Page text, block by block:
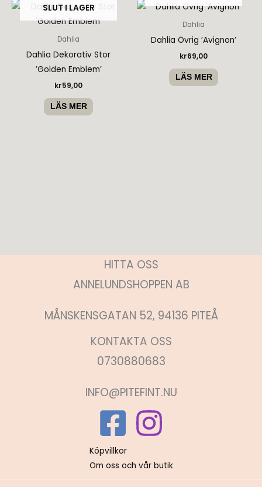
SLUT I LAGER
Dahlia
Dahlia Dekorativ Stor
’Golden Emblem’
kr59,00
LÄS MER
Dahlia
Dahlia Övrig ’Avignon’
kr69,00
LÄS MER
HITTA OSS
ANNELUNDSHOPPEN AB
MÅNSKENSGATAN 52, 94136 PITEÅ
KONTAKTA OSS
0730880683
INFO@PITEFINT.NU
Köpvillkor
Om oss och vår butik